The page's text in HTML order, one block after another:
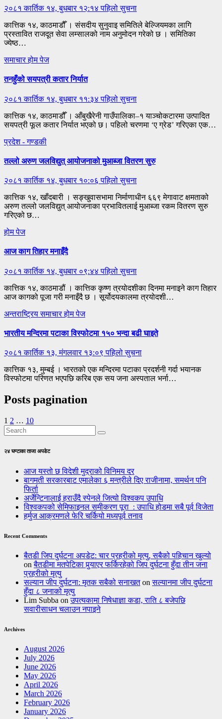
२०८१ कार्तिक १४, बुधबार १२:१४पहिलो सुचना
कात्तिक १४, काठमाडौँ । संसदीय सुनुवाइ समितिले बेल्जियमका लागि
प्रस्तावित राजदूत सेवा लम्सालको नाम अनुमोदन गरेको छ । समितिका
ज्येष्ठ…
समाचारहोम पेज
तनहुँको सयपत्री कतार निर्यात
२०८१ कार्तिक १४, बुधबार ११:३४पहिलो सुचना
कात्तिक १४, काठमाडौँ । आँबुखैरेनी गाउँपालिका–१ याञ्चोकटारमा उत्पादित
सयपत्री फूल कतार निर्यात भएको छ। पहिलो चरणमा ‘ए ग्रेड’ गरिएका एक…
प्रदेश - गण्डकी
तल्लो अरुण जलविद्युत् आयोजनाको मुआब्जा वितरण सुरु
२०८१ कार्तिक १४, बुधबार १०:०६पहिलो सुचना
कात्तिक १४, खाँदबारी । सङ्खुवासभामा निर्माणाधीन ६६९ मेगावाट क्षमताको
अरुण तल्लो जलविद्युत् आयोजनाका प्रभावितलाई मुआब्जा रकम वितरण सुरु
गरिएको छ…
होम पेज
आज काग तिहार मनाइँदै
२०८१ कार्तिक १४, बुधबार ०९:४४पहिलो सुचना
कात्तिक १४, काठमाडौं । कात्तिक कृष्ण त्रयोदशीका दिनमा मनाइने काग तिहार
आज कागको पूजा गरी मनाइँदै छ । सूर्योदयकालमा त्रयोदशी…
अन्तराष्ट्रियसमाचारहोम पेज
भारतीय मन्दिरमा पटाका विस्फोटमा १५० भन्दा बढी घाइते
२०८१ कार्तिक १३, मंगलवार १३:०९पहिलो सुचना
कात्तिक १३, मुम्बई । भारतको एक मन्दिरमा पटाका प्रदर्शनी गर्दा भयानक
विस्फोटमा परिणत भएपछि करिब एक सय जना अस्पताल भर्ना…
Posts pagination
1 2 … 10
२४ घण्टाका ताजा अपडेट
आज यस्तो छ विदेशी मुद्राको विनिमय दर
बागमती सरकारबाट एमालेका ६ मन्त्रीले दिए राजीनामा, समर्थन पनि
फिर्ता
अर्जेन्टिनालाई हराउँदै स्पेनले जित्यो विश्वकप उपाधि
विश्वकपको सेमिफाइनल समीकरण पूरा : उपाधि होडमा सबै पूर्व विजेता
हर्मुज आक्रमणले फेरि चर्कियो मध्यपूर्व तनाव
Recent Comments
बैतडी जिप दुर्घटना अपडेट: चार प्रहरीको मृत्यु, सबैको पहिचान खुल्यो
onबैतडीमा मतपेटिका पुर्‍याएर फर्किरहेको जिप दुर्घटना हुँदा तीन जना
प्रहरीको मृत्यु
सल्यान जीप दुर्घटना: मृतक सबैको सनाखतonसल्यानमा जीप दुर्घटना
हुँदा ८ जनाको मृत्यु
Lim Subba onउपत्यकामा निषेधाज्ञा कडा, राति ८ बजेपछि
सवारीसाधन चलाउन नपाइने
Archives
August 2026
July 2026
June 2026
May 2026
April 2026
March 2026
February 2026
January 2026